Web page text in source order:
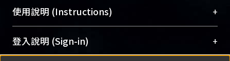
用逐年攀升。同時可加速研究發展、提升研究影響
Archive）平台。 （點選深入了解OA）
含部分內容的版權非匯入者所有，或由第三方贊
助與合作完成，請確認該版權所有者及第三方同
意提供此授權。
Please represent that the submission is your
使用說明 (Instructions) +
網站簡介(Quickstart Guide)
使用手冊(Instruction Manual)
登入說明 (Sign-in) +